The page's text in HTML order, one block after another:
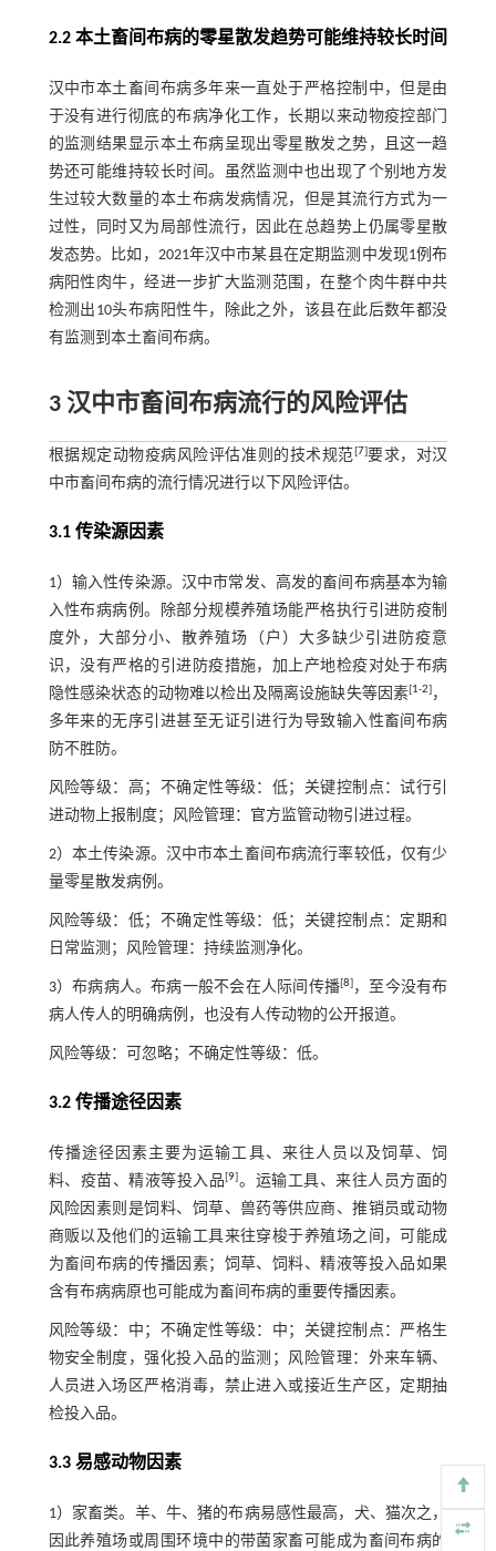
2.2 本土畜间布病的零星散发趋势可能维持较长时间
汉中市本土畜间布病多年来一直处于严格控制中，但是由
于没有进行彻底的布病净化工作，长期以来动物疫控部门
的监测结果显示本土布病呈现出零星散发之势，且这一趋
势还可能维持较长时间。虽然监测中也出现了个别地方发
生过较大数量的本土布病发病情况，但是其流行方式为一
过性，同时又为局部性流行，因此在总趋势上仍属零星散
发态势。比如，2021年汉中市某县在定期监测中发现1例布
病阳性肉牛，经进一步扩大监测范围，在整个肉牛群中共
检测出10头布病阳性牛，除此之外，该县在此后数年都没
有监测到本土畜间布病。
3 汉中市畜间布病流行的风险评估
根据规定动物疫病风险评估准则的技术规范[7]要求，对汉
中市畜间布病的流行情况进行以下风险评估。
3.1 传染源因素
1）输入性传染源。汉中市常发、高发的畜间布病基本为输
入性布病病例。除部分规模养殖场能严格执行引进防疫制
度外，大部分小、散养殖场（户）大多缺少引进防疫意
识，没有严格的引进防疫措施，加上产地检疫对处于布病
隐性感染状态的动物难以检出及隔离设施缺失等因素[1-2] ，
多年来的无序引进甚至无证引进行为导致输入性畜间布病
防不胜防。
风险等级：高；不确定性等级：低；关键控制点：试行引
进动物上报制度；风险管理：官方监管动物引进过程。
2）本土传染源。汉中市本土畜间布病流行率较低，仅有少
量零星散发病例。
风险等级：低；不确定性等级：低；关键控制点：定期和
日常监测；风险管理：持续监测净化。
3）布病病人。布病一般不会在人际间传播[8] ，至今没有布
病人传人的明确病例，也没有人传动物的公开报道。
风险等级：可忽略；不确定性等级：低。
3.2 传播途径因素
传播途径因素主要为运输工具、来往人员以及饲草、饲
料、疫苗、精液等投入品[9]。运输工具、来往人员方面的
风险因素则是饲料、饲草、兽药等供应商、推销员或动物
商贩以及他们的运输工具来往穿梭于养殖场之间，可能成
为畜间布病的传播因素；饲草、饲料、精液等投入品如果
含有布病病原也可能成为畜间布病的重要传播因素。
风险等级：中；不确定性等级：中；关键控制点：严格生
物安全制度，强化投入品的监测；风险管理：外来车辆、
人员进入场区严格消毒，禁止进入或接近生产区，定期抽
检投入品。
3.3 易感动物因素
1）家畜类。羊、牛、猪的布病易感性最高，犬、猫次之，
因此养殖场或周围环境中的带菌家畜可能成为畜间布病的